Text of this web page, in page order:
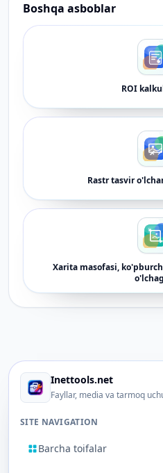
Boshqa asboblar
ROI
Rastr tasvir
Xarita masofasi,
Inettools.net
Fayllar, media va tarmoq
SITE NAVIGATION
Barcha toifalar